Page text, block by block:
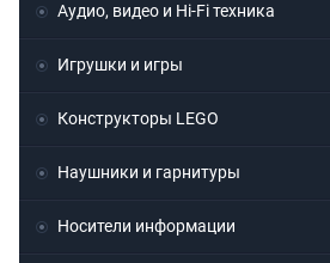
Аудио, видео и Hi-Fi техника
Игрушки и игры
Конструкторы LEGO
Наушники и гарнитуры
Носители информации